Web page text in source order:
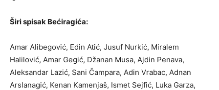
Širi spisak Bećiragića:
Amar Alibegović, Edin Atić, Jusuf Nurkić, Miralem
Halilović, Amar Gegić, Džanan Musa, Ajdin Penava,
Aleksandar Lazić, Sani Čampara, Adin Vrabac, Adnan
Arslanagić, Kenan Kamenjaš, Ismet Sejfić, Luka Garza,